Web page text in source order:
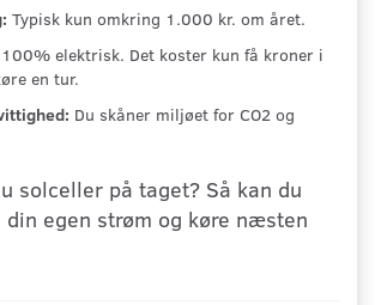
Typisk kun omkring 1.000 kr. om året.
100% elektrisk. Det koster kun få kroner i
en tur.
Du skåner miljøet for CO2 og
solceller på taget? Så kan du
din egen strøm og køre næsten